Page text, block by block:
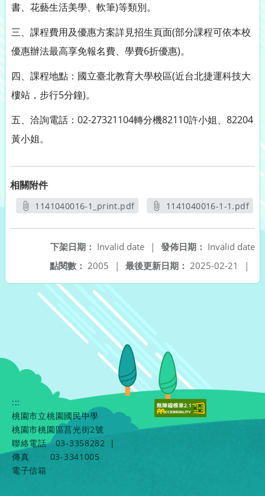
書、花藝生活美學、軟筆)等類別。
三、課程費用及優惠方案詳見招生頁面(部分課程可依本校
優惠辦法最高享免報名費、學費6折優惠)。
四、課程地點：國立臺北教育大學校區(近台北捷運科技大
樓站，步行5分鐘)。
五、洽詢電話：02-27321104轉分機82110許小姐、82204
黃小姐。
相關附件
1141040016-1_print.pdf
1141040016-1-1.pdf
發佈日期： Invalid date
下架日期： Invalid date
|
最後更新日期： 2025-02-21 |
點閱數： 2005 |
:::
桃園市立桃園國民中學
桃園市桃園區莒光街2號
聯絡電話
03-3358282
|
傳真
03-3341005
電子信箱